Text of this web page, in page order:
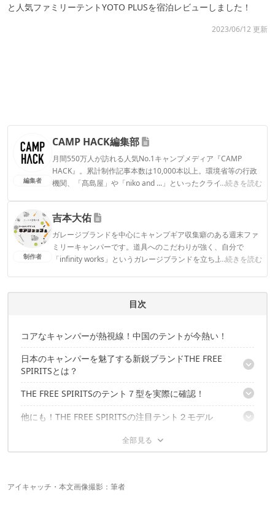
と人気ファミリーテントYOTO PLUSを宿泊レビューしました！
2023/06/12 更新
編集者
CAMP HACK編集部
月間550万人が訪れる人気No.1キャンプメディア『CAMP
HACK』。累計制作記事本数は10,000本以上。環境省等の行政
機関、「髙島屋」や「niko and ...」といったクライアントとの
...続きを読む
CAMP HACK編集部のプロフィール
制作者
吉本大佑
ガレージブランドを中心にキャンプギア収集癖のある週末ファ
ミリーキャンパーです。道具へのこだわりが強く、自分で
「infinity works」というガレージブランドを立ち上げるほどギ
...続きを読む
目次
コアなキャンパーが熱視線！中国のテントが今熱い！
日本のキャンパーを魅了する新鋭ブランドTHE FREE
SPIRITSとは？
ハイブランドから依頼が殺到するほどの品質
THE FREE SPIRITSのテント７型を実際に確認！
①ゆったり使える2人用テント「STARS 2」
③軽さと使い勝手で注目！さまざまな使い方ができる「pangolin
⑤2021年新作！ファミリーで使える「WOODEN HOUSE」
他にも！THE FREE SPIRITSの注目テント２モデル
①ゆったり4人用ドームテント「SKYDOME」
THE FREE SPIRITSの大注目テント「YOTO PLUS」を筆者
が実際に宿泊レビュー！
とにかく生地がいい
アイキャッチ・本文画像撮影：筆者